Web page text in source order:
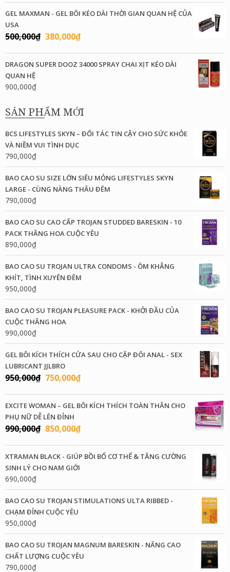
là:
2,500,000₫.
tại
là:
GEL MAXMAN - GEL BÔI KÉO DÀI THỜI GIAN QUAN HỆ CỦA
USA
500,000₫ Giá
là:
500,000₫.
380,000₫Giá
tại
là:
DRAGON SUPER DOOZ 34000 SPRAY CHAI XỊT KÉO DÀI
QUAN HỆ
900,000₫
SẢN PHẨM MỚI
BCS LIFESTYLES SKYN – ĐỐI TÁC TIN CẬY CHO SỨC KHỎE
VÀ NIỀM VUI TÌNH DỤC
790,000₫
BAO CAO SU SIZE LỚN SIÊU MỎNG LIFESTYLES SKYN
LARGE - CÙNG NÀNG THÂU ĐÊM
790,000₫
BAO CAO SU CAO CẤP TROJAN STUDDED BARESKIN - 10
PACK THĂNG HOA CUỘC YÊU
890,000₫
BAO CAO SU TROJAN ULTRA CONDOMS - ÔM KHẮNG
KHÍT, TÌNH XUYÊN ĐÊM
950,000₫
BAO CAO SU TROJAN PLEASURE PACK - KHỞI ĐẦU CỦA
CUỘC THĂNG HOA
990,000₫
GEL BÔI KÍCH THÍCH CỬA SAU CHO CẶP ĐÔI ANAL - SEX
LUBRICANT JJLBRO
950,000₫ Giá
950,000₫.
750,000₫Giá
là:
EXCITE WOMAN – GEL BÔI KÍCH THÍCH TOÀN THÂN CHO
PHỤ NỮ DỄ LÊN ĐỈNH
990,000₫ Giá
990,000₫.
850,000₫Giá
là:
XTRAMAN BLACK - GIÚP BỒI BỔ CƠ THỂ & TĂNG CƯỜNG
SINH LÝ CHO NAM GIỚI
690,000₫
BAO CAO SU TROJAN STIMULATIONS ULTA RIBBED -
CHẠM ĐỈNH CUỘC YÊU
950,000₫
BAO CAO SU TROJAN MAGNUM BARESKIN - NÂNG CAO
CHẤT LƯỢNG CUỘC YÊU
790,000₫